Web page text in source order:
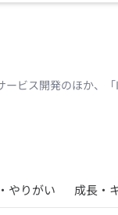
ビス開発のほか、「
やりがい 成長・